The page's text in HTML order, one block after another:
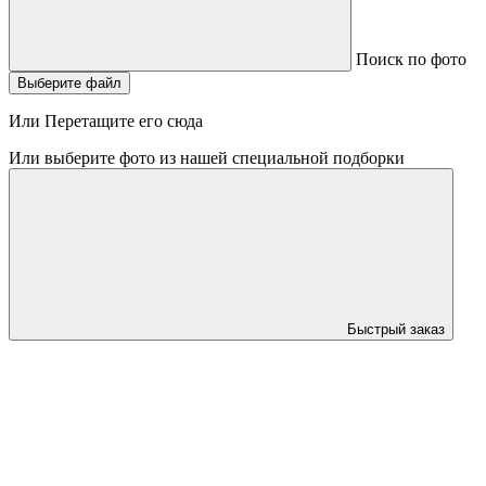
Поиск по фото
Выберите файл
Или Перетащите его сюда
Или выберите фото из нашей специальной подборки
Быстрый заказ